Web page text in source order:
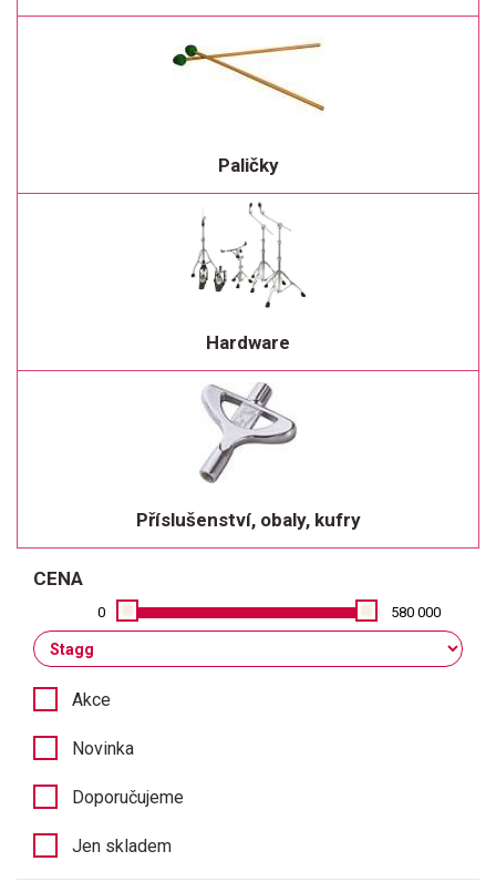
Paličky
Hardware
Příslušenství, obaly, kufry
CENA
0 580 000
Akce
Novinka
Doporučujeme
Jen skladem